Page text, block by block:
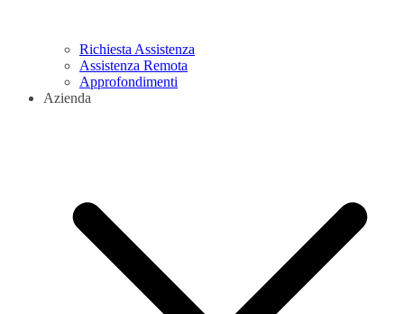
Richiesta Assistenza
Assistenza Remota
Approfondimenti
Azienda